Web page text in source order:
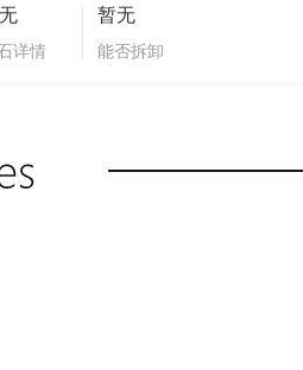
详情
暂无
能否拆卸